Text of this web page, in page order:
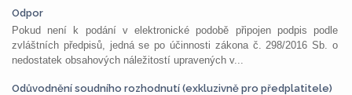
Odpor
Pokud není k podání v elektronické podobě připojen podpis podle
zvláštních předpisů, jedná se po účinnosti zákona č. 298/2016 Sb. o
nedostatek obsahových náležitostí upravených v...
Odůvodnění soudního rozhodnutí (exkluzivně pro předplatitele)